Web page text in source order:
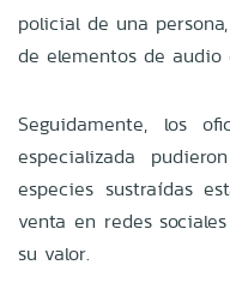
policial de una
de elementos de audio
Seguidamente, los
especializada
especies sustraídas
venta en redes
su valor.